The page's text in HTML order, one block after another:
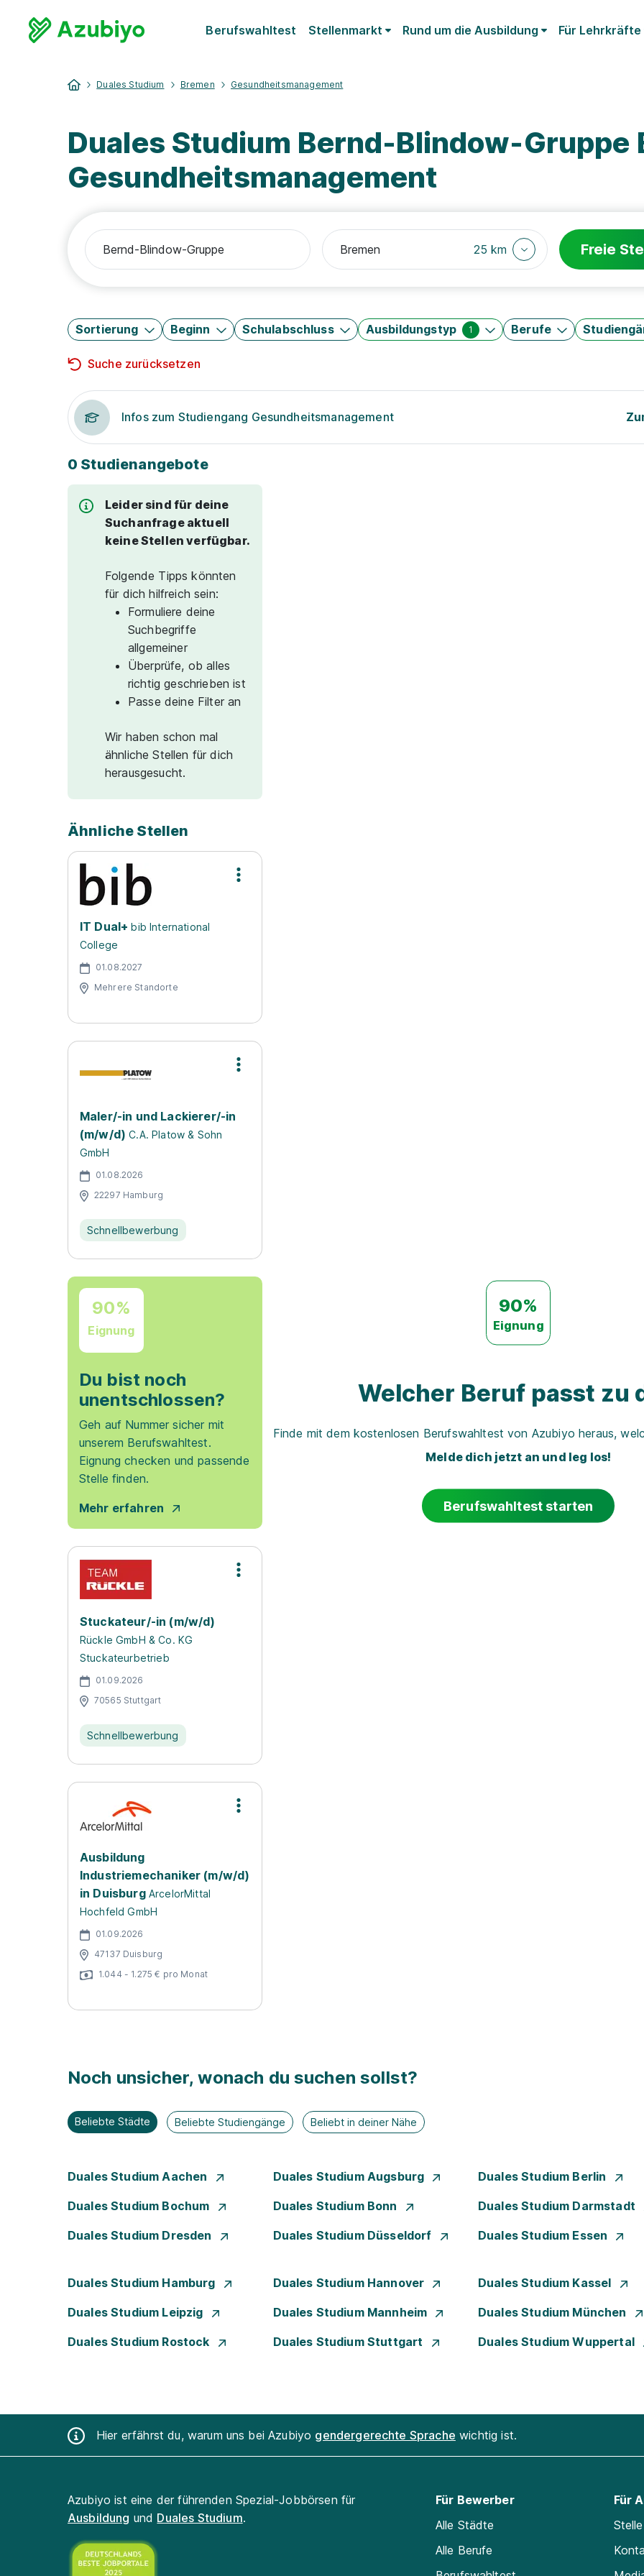
Berufswahltest Stellenmarkt Rund um die Ausbildung Für Lehrkräfte
Duales Studium Bremen Gesundheitsmanagement
Duales Studium Bernd-Blindow-Gruppe
Gesundheitsmanagement
25 km Freie
Sortierung Beginn Schulabschluss Ausbildungstyp 1 Berufe
Suche zurücksetzen
Infos zum Studiengang Gesundheitsmanagement
0 Studienangebote
Leider sind für deine
Suchanfrage aktuell
keine Stellen verfügbar.
Folgende Tipps könnten
für dich hilfreich sein:
Formuliere deine
Suchbegriffe
allgemeiner
Überprüfe, ob alles
richtig geschrieben ist
Passe deine Filter an
Wir haben schon mal
ähnliche Stellen für dich
herausgesucht.
Ähnliche Stellen
IT Dual+ bib International
College
01.08.2027
Mehrere Standorte
Maler/-in und Lackierer/-in
(m/w/d) C.A. Platow & Sohn
GmbH
01.08.2026
22297 Hamburg
Schnellbewerbung
90%
Eignung
Du bist noch
unentschlossen?
Geh auf Nummer sicher mit
unserem Berufswahltest.
Eignung checken und passende
Stelle finden.
Mehr erfahren
Stuckateur/-in (m/w/d)
Rückle GmbH & Co. KG
Stuckateurbetrieb
01.09.2026
70565 Stuttgart
Schnellbewerbung
Ausbildung
Industriemechaniker (m/w/d)
in Duisburg ArcelorMittal
Hochfeld GmbH
01.09.2026
47137 Duisburg
1.044 - 1.275 € pro Monat
90%
Eignung
Welcher Beruf passt zu
Finde mit dem kostenlosen Berufswahltest von Azubiyo heraus,
Melde dich jetzt an und leg los!
Berufswahltest starten
Noch unsicher, wonach du suchen sollst?
Beliebte Städte Beliebte Studiengänge Beliebt in deiner Nähe
Duales Studium Aachen Duales Studium Augsburg Duales Studium Berlin
Duales Studium Bochum Duales Studium Bonn Duales Studium Darmstadt
Duales Studium Dresden Duales Studium Düsseldorf Duales Studium Essen
Duales Studium Hamburg Duales Studium Hannover Duales Studium Kassel
Duales Studium Leipzig Duales Studium Mannheim Duales Studium München
Duales Studium Rostock Duales Studium Stuttgart Duales Studium Wuppertal
Hier erfährst du, warum uns bei Azubiyo gendergerechte Sprache wichtig ist.
Azubiyo ist eine der führenden Spezial-Jobbörsen für
Ausbildung und Duales Studium.
Für Bewerber
Alle Städte
Alle Berufe
Für